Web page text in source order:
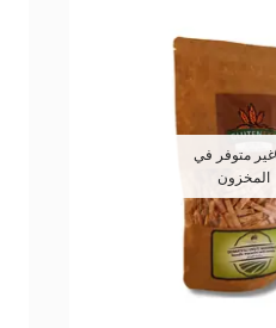
غير متوفر في
المخزون